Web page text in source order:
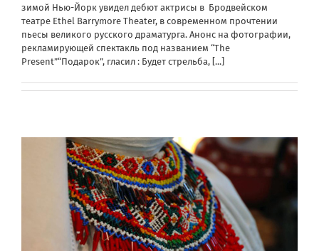
зимой Нью-Йорк увидел дебют актрисы в Бродвейском
театре Ethel Barrymore Theater, в современном прочтении
пьесы великого русского драматурга. Анонс на фотографии,
рекламирующей спектакль под названием “The
Present”“Подарок”, гласил : Будет стрельба, [...]